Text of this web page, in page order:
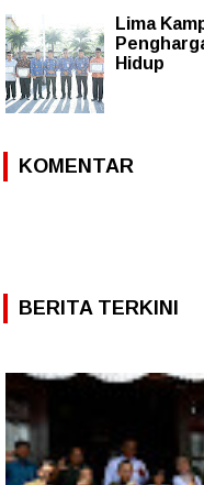
Lima
Hidup
KOMENTAR
BERITA TERKINI